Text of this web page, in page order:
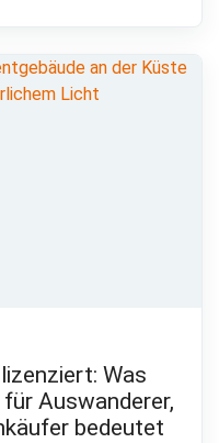
Was
Auswanderer,
bedeutet